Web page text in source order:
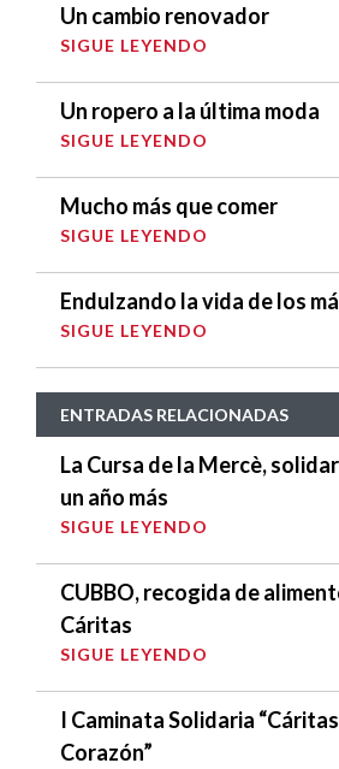
Un cambio renovador
SIGUE LEYENDO
Un ropero a la última moda
SIGUE LEYENDO
Mucho más que comer
SIGUE LEYENDO
Endulzando la vida de los
SIGUE LEYENDO
ENTRADAS RELACIONADAS
La Cursa de la Mercè,
un año más
SIGUE LEYENDO
CUBBO, recogida de
Cáritas
SIGUE LEYENDO
I Caminata Solidaria
Corazón”